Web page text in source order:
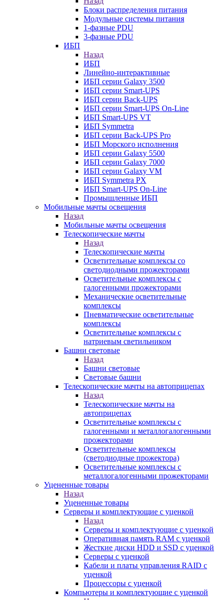
Блоки распределения питания
Модульные системы питания
1-фазные PDU
3-фазные PDU
ИБП
Назад
ИБП
Линейно-интерактивные
ИБП серии Galaxy 3500
ИБП серии Smart-UPS
ИБП серии Back-UPS
ИБП серии Smart-UPS On-Line
ИБП Smart-UPS VT
ИБП Symmetra
ИБП серии Back-UPS Pro
ИБП Морского исполнения
ИБП серии Galaxy 5500
ИБП серии Galaxy 7000
ИБП серии Galaxy VM
ИБП Symmetra PX
ИБП Smart-UPS On-Line
Промышленные ИБП
Мобильные мачты освещения
Назад
Мобильные мачты освещения
Телескопические мачты
Назад
Телескопические мачты
Осветительные комплексы со
светодиодными прожекторами
Осветительные комплексы с
галогенными прожекторами
Механические осветительные
комплексы
Пневматические осветительные
комплексы
Осветительные комплексы с
натриевым светильником
Башни световые
Назад
Башни световые
Световые башни
Телескопические мачты на автоприцепах
Назад
Телескопические мачты на
автоприцепах
Осветительные комплексы с
галогенными и металлогалогенными
прожекторами
Осветительные комплексы
(светодиодные прожектора)
Осветительные комплексы с
металлогалогенными прожекторами
Уцененные товары
Назад
Уцененные товары
Серверы и комплектующие с уценкой
Назад
Серверы и комплектующие с уценкой
Оперативная память RAM с уценкой
Жесткие диски HDD и SSD с уценкой
Серверы с уценкой
Кабели и платы управления RAID с
уценкой
Процессоры с уценкой
Компьютеры и комплектующие с уценкой